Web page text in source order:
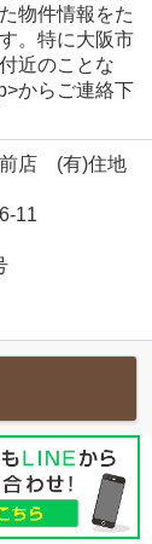
物件情報をた
。特に大阪市
近のことな
からご連絡下
前店 (有)住地
11